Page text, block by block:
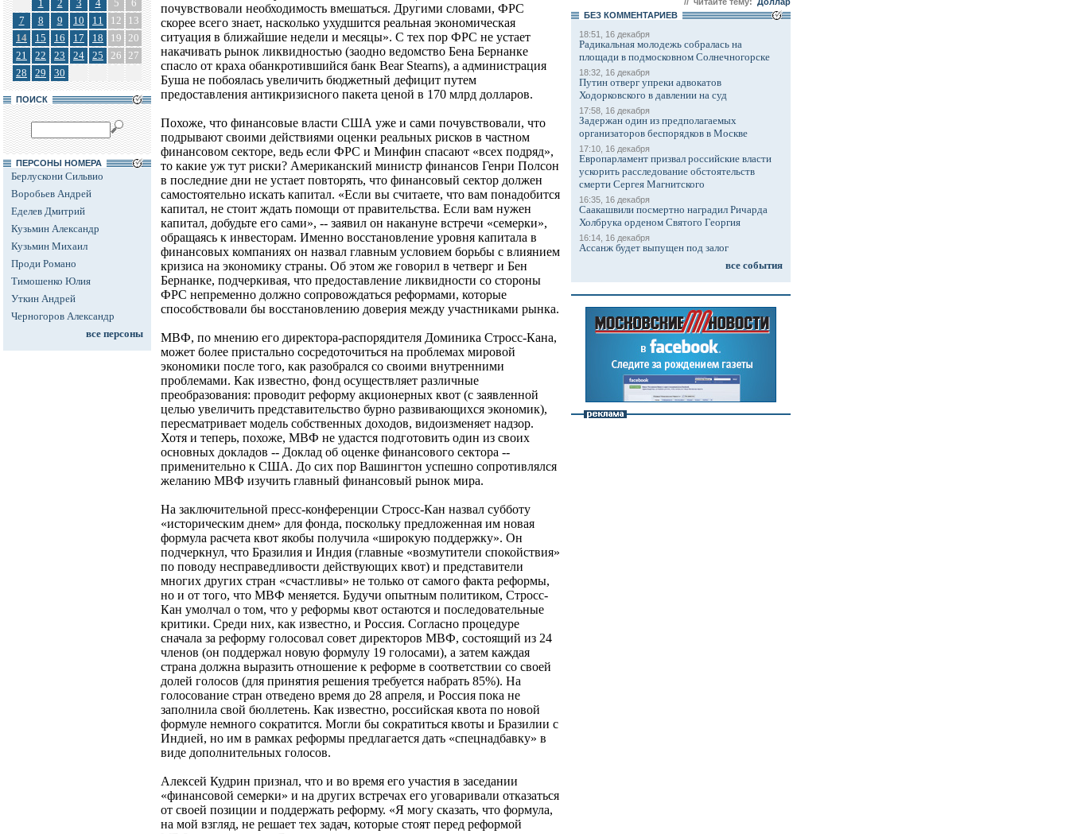
1 2 3 4 5
6
7
8 9 10 11 12
13
14
15 16 17 18 19 20
21
22 23 24 25 26 27
28
29 30
ПОИСК
ПЕРСОНЫ НОМЕРА
Берлускони Сильвио
Воробьев Андрей
Еделев Дмитрий
Кузьмин Александр
Кузьмин Михаил
Проди Романо
Тимошенко Юлия
Уткин Андрей
Черногоров Александр
все персоны
почувствовали необходимость вмешаться. Другими словами, ФРС
скорее всего знает, насколько ухудшится реальная экономическая
ситуация в ближайшие недели и месяцы». С тех пор ФРС не устает
накачивать рынок ликвидностью (заодно ведомство Бена Бернанке
спасло от краха обанкротившийся банк Bear Stearns), а администрация
Буша не побоялась увеличить бюджетный дефицит путем
предоставления антикризисного пакета ценой в 170 млрд долларов.
Похоже, что финансовые власти США уже и сами почувствовали, что
подрывают своими действиями оценки реальных рисков в частном
финансовом секторе, ведь если ФРС и Минфин спасают «всех подряд»,
то какие уж тут риски? Американский министр финансов Генри Полсон
в последние дни не устает повторять, что финансовый сектор должен
самостоятельно искать капитал. «Если вы считаете, что вам понадобится
капитал, не стоит ждать помощи от правительства. Если вам нужен
капитал, добудьте его сами», -- заявил он накануне встречи «семерки»,
обращаясь к инвесторам. Именно восстановление уровня капитала в
финансовых компаниях он назвал главным условием борьбы с влиянием
кризиса на экономику страны. Об этом же говорил в четверг и Бен
Бернанке, подчеркивая, что предоставление ликвидности со стороны
ФРС непременно должно сопровождаться реформами, которые
способствовали бы восстановлению доверия между участниками рынка.
МВФ, по мнению его директора-распорядителя Доминика Стросс-Кана,
может более пристально сосредоточиться на проблемах мировой
экономики после того, как разобрался со своими внутренними
проблемами. Как известно, фонд осуществляет различные
преобразования: проводит реформу акционерных квот (с заявленной
целью увеличить представительство бурно развивающихся экономик),
пересматривает модель собственных доходов, видоизменяет надзор.
Хотя и теперь, похоже, МВФ не удастся подготовить один из своих
основных докладов -- Доклад об оценке финансового сектора --
применительно к США. До сих пор Вашингтон успешно сопротивлялся
желанию МВФ изучить главный финансовый рынок мира.
На заключительной пресс-конференции Стросс-Кан назвал субботу
«историческим днем» для фонда, поскольку предложенная им новая
формула расчета квот якобы получила «широкую поддержку». Он
подчеркнул, что Бразилия и Индия (главные «возмутители спокойствия»
по поводу несправедливости действующих квот) и представители
многих других стран «счастливы» не только от самого факта реформы,
но и от того, что МВФ меняется. Будучи опытным политиком, Стросс-
Кан умолчал о том, что у реформы квот остаются и последовательные
критики. Среди них, как известно, и Россия. Согласно процедуре
сначала за реформу голосовал совет директоров МВФ, состоящий из 24
членов (он поддержал новую формулу 19 голосами), а затем каждая
страна должна выразить отношение к реформе в соответствии со своей
долей голосов (для принятия решения требуется набрать 85%). На
голосование стран отведено время до 28 апреля, и Россия пока не
заполнила свой бюллетень. Как известно, российская квота по новой
формуле немного сократится. Могли бы сократиться квоты и Бразилии с
Индией, но им в рамках реформы предлагается дать «спецнадбавку» в
виде дополнительных голосов.
Алексей Кудрин признал, что и во время его участия в заседании
«финансовой семерки» и на других встречах его уговаривали отказаться
от своей позиции и поддержать реформу. «Я могу сказать, что формула,
на мой взгляд, не решает тех задач, которые стоят перед реформой
БЕЗ КОМMЕНТАРИЕВ
18:51, 16 декабря
Радикальная молодежь собралась на
площади в подмосковном Солнечногорске
18:32, 16 декабря
Путин отверг упреки адвокатов
Ходорковского в давлении на суд
17:58, 16 декабря
Задержан один из предполагаемых
организаторов беспорядков в Москве
17:10, 16 декабря
Европарламент призвал российские власти
ускорить расследование обстоятельств
смерти Сергея Магнитского
16:35, 16 декабря
Саакашвили посмертно наградил Ричарда
Холбрука орденом Святого Георгия
16:14, 16 декабря
Ассанж будет выпущен под залог
все события